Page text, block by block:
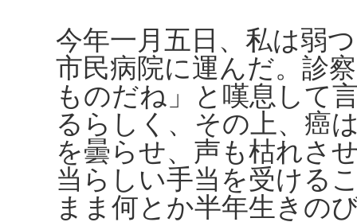
今年一月五日、私は弱
市民病院に運んだ。診
ものだね」と嘆息して
るらしく、その上、癌
を曇らせ、声も枯れさ
当らしい手当を受ける
まま何とか半年生きの